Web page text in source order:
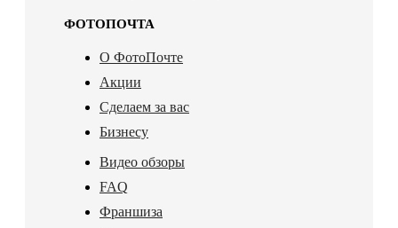
ФОТОПОЧТА
О ФотоПочте
Акции
Сделаем за вас
Бизнесу
Видео обзоры
FAQ
Франшиза